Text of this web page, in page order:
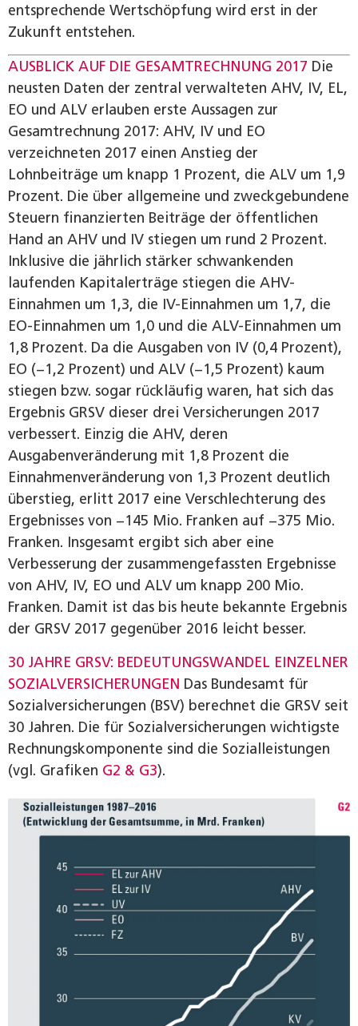
entsprechende Wertschöpfung wird erst in der
Zukunft entstehen.
AUSBLICK AUF DIE GESAMTRECHNUNG 2017 Die
neusten Daten der zentral verwalteten AHV, IV, EL,
EO und ALV erlauben erste Aussagen zur
Gesamtrechnung 2017: AHV, IV und EO
verzeichneten 2017 einen Anstieg der
Lohnbeiträge um knapp 1 Prozent, die ALV um 1,9
Prozent. Die über allgemeine und zweckgebundene
Steuern finanzierten Beiträge der öffentlichen
Hand an AHV und IV stiegen um rund 2 Prozent.
Inklusive die jährlich stärker schwankenden
laufenden Kapitalerträge stiegen die AHV-
Einnahmen um 1,3, die IV-Einnahmen um 1,7, die
EO-Einnahmen um 1,0 und die ALV-Einnahmen um
1,8 Prozent. Da die Ausgaben von IV (0,4 Prozent),
EO (−1,2 Prozent) und ALV (−1,5 Prozent) kaum
stiegen bzw. sogar rückläufig waren, hat sich das
Ergebnis GRSV dieser drei Versicherungen 2017
verbessert. Einzig die AHV, deren
Ausgabenveränderung mit 1,8 Prozent die
Einnahmenveränderung von 1,3 Prozent deutlich
überstieg, erlitt 2017 eine Verschlechterung des
Ergebnisses von −145 Mio. Franken auf −375 Mio.
Franken. Insgesamt ergibt sich aber eine
Verbesserung der zusammengefassten Ergebnisse
von AHV, IV, EO und ALV um knapp 200 Mio.
Franken. Damit ist das bis heute bekannte Ergebnis
der GRSV 2017 gegenüber 2016 leicht besser.
30 JAHRE GRSV: BEDEUTUNGSWANDEL EINZELNER
SOZIALVERSICHERUNGEN Das Bundesamt für
Sozialversicherungen (BSV) berechnet die GRSV seit
30 Jahren. Die für Sozialversicherungen wichtigste
Rechnungskomponente sind die Sozialleistungen
(vgl. Grafiken G2 & G3).